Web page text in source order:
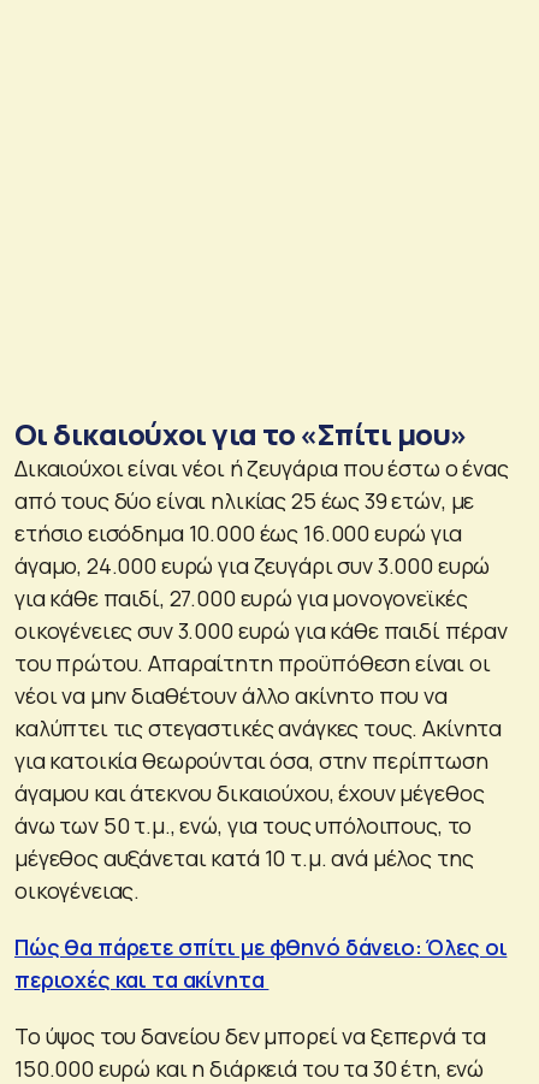
Οι δικαιούχοι για το «Σπίτι μου»
Δικαιούχοι είναι νέοι ή ζευγάρια που έστω ο ένας
από τους δύο είναι ηλικίας 25 έως 39 ετών, με
ετήσιο εισόδημα 10.000 έως 16.000 ευρώ για
άγαμο, 24.000 ευρώ για ζευγάρι συν 3.000 ευρώ
για κάθε παιδί, 27.000 ευρώ για μονογονεϊκές
οικογένειες συν 3.000 ευρώ για κάθε παιδί πέραν
του πρώτου. Απαραίτητη προϋπόθεση είναι οι
νέοι να μην διαθέτουν άλλο ακίνητο που να
καλύπτει τις στεγαστικές ανάγκες τους. Ακίνητα
για κατοικία θεωρούνται όσα, στην περίπτωση
άγαμου και άτεκνου δικαιούχου, έχουν μέγεθος
άνω των 50 τ.μ., ενώ, για τους υπόλοιπους, το
μέγεθος αυξάνεται κατά 10 τ.μ. ανά μέλος της
οικογένειας.
Πώς θα πάρετε σπίτι με φθηνό δάνειο: Όλες οι
περιοχές και τα ακίνητα
Το ύψος του δανείου δεν μπορεί να ξεπερνά τα
150.000 ευρώ και η διάρκειά του τα 30 έτη, ενώ